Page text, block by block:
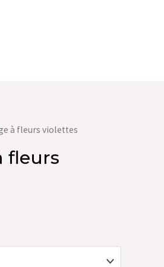
à fleurs violettes
fleurs